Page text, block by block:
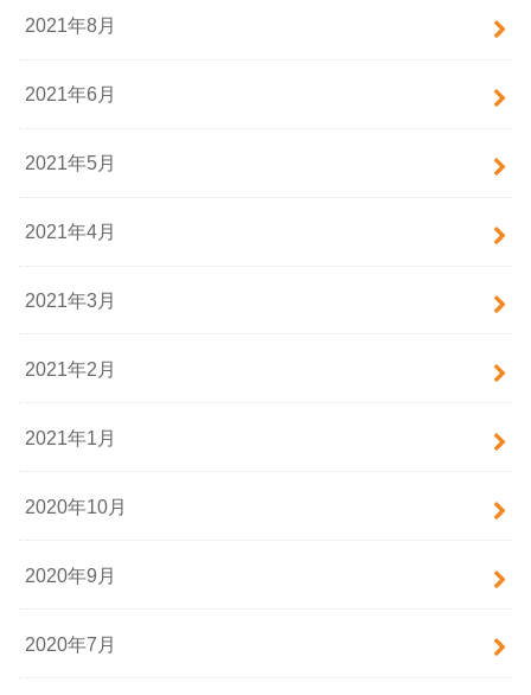
2021年8月
2021年6月
2021年5月
2021年4月
2021年3月
2021年2月
2021年1月
2020年10月
2020年9月
2020年7月